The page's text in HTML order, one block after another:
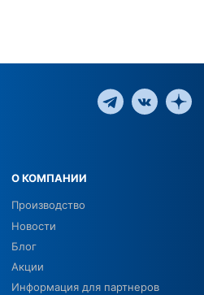
О КОМПАНИИ
Производство
Новости
Блог
Акции
Информация для партнеров